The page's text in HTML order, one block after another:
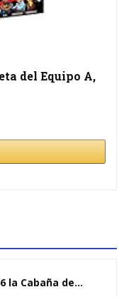
del Equipo A,
la Cabaña de...